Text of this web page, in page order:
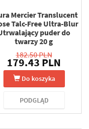
Mercier Translucent
Talc-Free Ultra-Blur
puder do
twarzy 20 g
182.50 PLN
179.43 PLN
Do koszyka
PODGLĄD